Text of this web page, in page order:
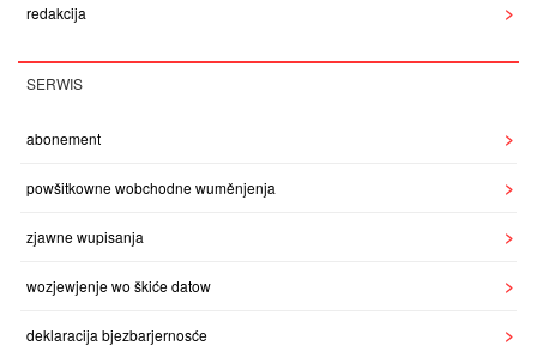
redakcija
SERWIS
abonement
powšitkowne wobchodne wuměnjenja
zjawne wupisanja
wozjewjenje wo škiće datow
deklaracija bjezbarjernosće